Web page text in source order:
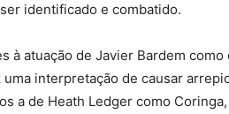
identificado e combatido.
à atuação de Javier Bardem
interpretação de causar
a de Heath Ledger como